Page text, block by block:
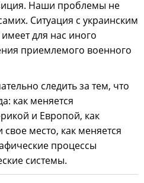
Наши проблемы не
Ситуация с украинским
для нас иного
приемлемого военного
следить за тем, что
как меняется
и Европой, как
место, как меняется
процессы
системы.